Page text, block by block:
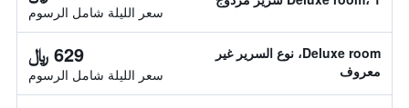
سعر الليلة شامل الرسوم
Deluxe room، نوع السرير غير
معروف
629 ﷼
سعر الليلة شامل الرسوم